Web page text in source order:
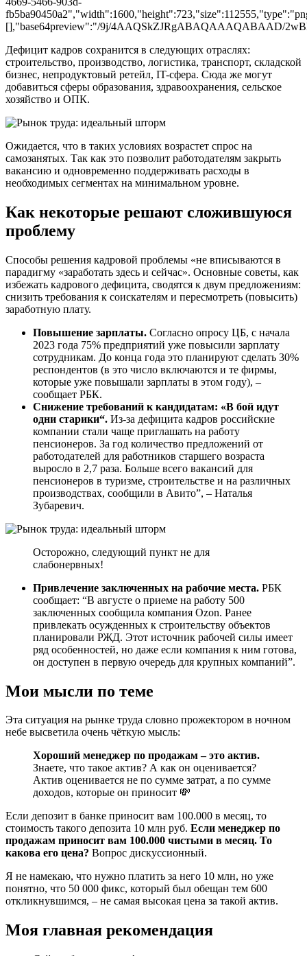
[],"base64preview":"/9j/4AAQSkZJRgABAQAAAQABAAD/
Дефицит кадров сохранится в следующих отраслях:
строительство, производство, логистика, транспорт, складской
бизнес, непродуктовый ретейл, IT-сфера. Сюда же могут
добавиться сферы образования, здравоохранения, сельское
хозяйство и ОПК.
Ожидается, что в таких условиях возрастет спрос на
самозанятых. Так как это позволит работодателям закрыть
вакансию и одновременно поддерживать расходы в
необходимых сегментах на минимальном уровне.
Как некоторые решают сложившуюся
проблему
Способы решения кадровой проблемы «не вписываются в
парадигму «заработать здесь и сейчас». Основные советы, как
избежать кадрового дефицита, сводятся к двум предложениям:
снизить требования к соискателям и пересмотреть (повысить)
заработную плату.
Повышение зарплаты. Согласно опросу ЦБ, с начала
2023 года 75% предприятий уже повысили зарплату
сотрудникам. До конца года это планируют сделать 30%
респондентов (в это число включаются и те фирмы,
которые уже повышали зарплаты в этом году), –
сообщает РБК.
Снижение требований к кандидатам: «В бой идут
одни старики“. Из-за дефицита кадров российские
компании стали чаще приглашать на работу
пенсионеров. За год количество предложений от
работодателей для работников старшего возраста
выросло в 2,7 раза. Больше всего вакансий для
пенсионеров в туризме, строительстве и на различных
производствах, сообщили в Авито”, – Наталья
Зубаревич.
Осторожно, следующий пункт не для
слабонервных!
Привлечение заключенных на рабочие места. РБК
сообщает: “В августе о приеме на работу 500
заключенных сообщила компания Ozon. Ранее
привлекать осужденных к строительству объектов
планировали РЖД. Этот источник рабочей силы имеет
ряд особенностей, но даже если компания к ним готова,
он доступен в первую очередь для крупных компаний”.
Мои мысли по теме
Эта ситуация на рынке труда словно прожектором в ночном
небе высветила очень чёткую мысль:
Хороший менеджер по продажам – это актив.
Знаете, что такое актив? А как он оценивается?
Актив оценивается не по сумме затрат, а по сумме
доходов, которые он приносит 💸
Если депозит в банке приносит вам 100.000 в месяц, то
стоимость такого депозита 10 млн руб. Если менеджер по
продажам приносит вам 100.000 чистыми в месяц. То
какова его цена? Вопрос дискуссионный.
Я не намекаю, что нужно платить за него 10 млн, но уже
понятно, что 50 000 фикс, который был обещан тем 600
откликнувшимся, – не самая высокая цена за такой актив.
Моя главная рекомендация